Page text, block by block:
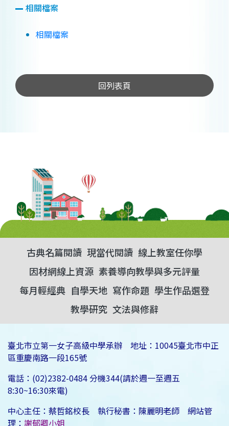
相關檔案
相關檔案
回列表頁
古典名篇閱讀 現當代閱讀 線上教室任你學
因材網線上資源 素養導向教學與多元評量
每月輕經典 自學天地 寫作命題 學生作品選登
教學研究 文法與修辭
臺北市立第一女子高級中學承辦 地址：10045臺北市中正
區重慶南路一段165號
電話：(02)2382-0484 分機344(請於週一至週五
8:30~16:30來電)
中心主任：蔡哲銘校長 執行秘書：陳麗明老師 網站管
理： 謝郁卿小姐